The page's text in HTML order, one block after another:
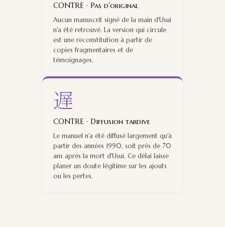
CONTRE · Pas d'original
Aucun manuscrit signé de la main d'Usui
n'a été retrouvé. La version qui circule
est une reconstitution à partir de
copies fragmentaires et de
témoignages.
遅
CONTRE · Diffusion tardive
Le manuel n'a été diffusé largement qu'à
partir des années 1990, soit près de 70
ans après la mort d'Usui. Ce délai laisse
planer un doute légitime sur les ajouts
ou les pertes.